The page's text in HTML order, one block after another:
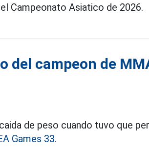
Campeonato Asiatico de 2026.
del campeon de
de peso cuando tuvo que
Games 33.